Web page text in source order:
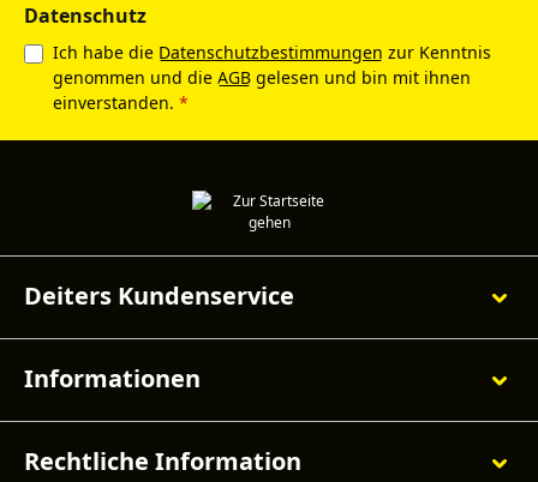
Datenschutz
Ich habe die Datenschutzbestimmungen zur Kenntnis
genommen und die AGB gelesen und bin mit ihnen
einverstanden. *
Deiters Kundenservice
Informationen
Rechtliche Information